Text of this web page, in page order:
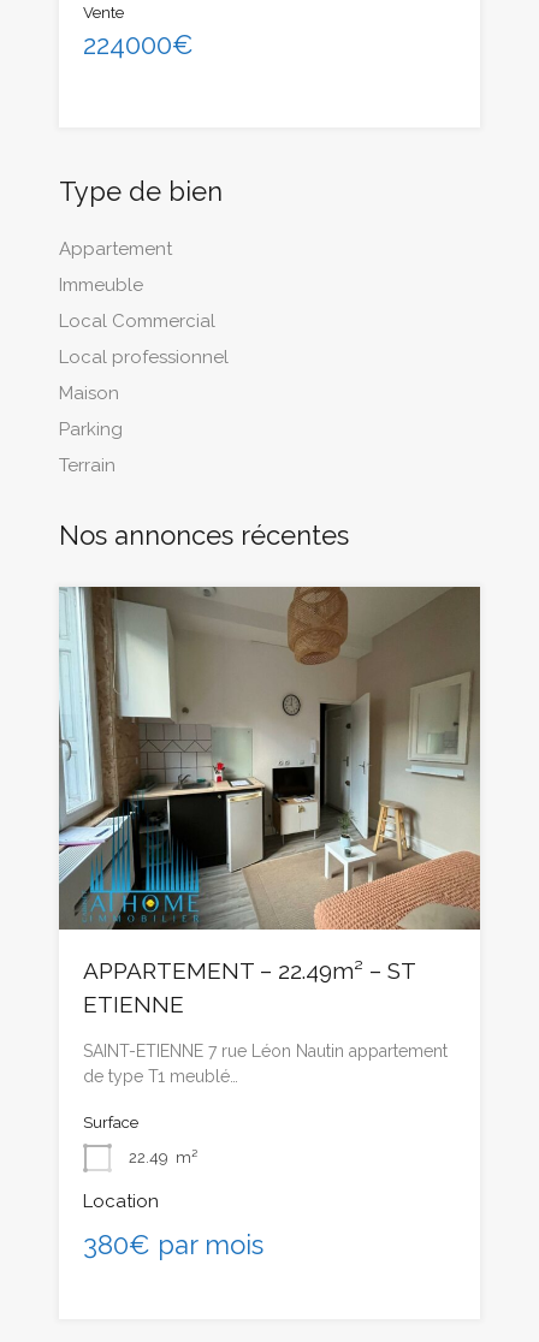
Vente
224000€
Type de bien
Appartement
Immeuble
Local Commercial
Local professionnel
Maison
Parking
Terrain
Nos annonces récentes
APPARTEMENT – 22.49m² – ST
ETIENNE
SAINT-ETIENNE 7 rue Léon Nautin appartement
de type T1 meublé…
Surface
22.49 m²
Location
380€ par mois